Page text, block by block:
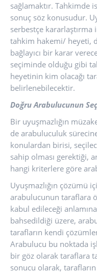
sağlamaktır. Tahkimde
sonuç söz konusudur.
serbestçe kararlaştırma
tahkim hakemi/ heyeti,
bağlayıcı bir karar
seçiminde olduğu gibi
heyetinin kim olacağı
belirlenebilecektir.
Doğru Arabulucunun
Bir uyuşmazlığın
de arabuluculuk
konulardan birisi,
sahip olması gerektiği,
hangi kriterlere göre
Uyuşmazlığın çözümü
arabulucunun taraflara
kabul edileceği
bahsedildiği üzere,
tarafların kendi
Arabulucu bu noktada
bir göz olarak taraflara
sonucu olarak,